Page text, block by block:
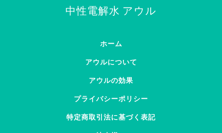
中性電解水 アウル
ホーム
アウルについて
アウルの効果
プライバシーポリシー
特定商取引法に基づく表記